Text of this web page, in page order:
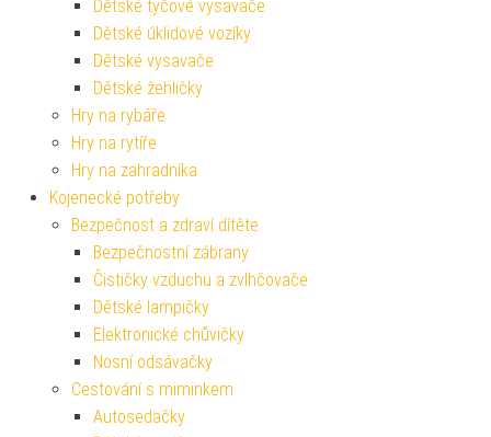
Dětské tyčové vysavače
Dětské úklidové vozíky
Dětské vysavače
Dětské žehličky
Hry na rybáře
Hry na rytíře
Hry na zahradníka
Kojenecké potřeby
Bezpečnost a zdraví dítěte
Bezpečnostní zábrany
Čističky vzduchu a zvlhčovače
Dětské lampičky
Elektronické chůvičky
Nosní odsávačky
Cestování s miminkem
Autosedačky